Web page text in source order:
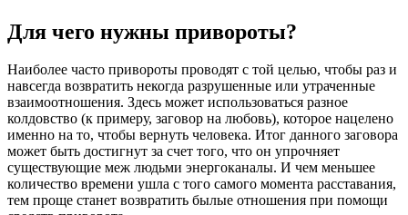
Для чего нужны привороты?
Наиболее часто привороты проводят с той целью, чтобы раз и
навсегда возвратить некогда разрушенные или утраченные
взаимоотношения. Здесь может использоваться разное
колдовство (к примеру, заговор на любовь), которое нацелено
именно на то, чтобы вернуть человека. Итог данного заговора
может быть достигнут за счет того, что он упрочняет
существующие меж людьми энергоканалы. И чем меньшее
количество времени ушла с того самого момента расставания,
тем проще станет возвратить былые отношения при помощи